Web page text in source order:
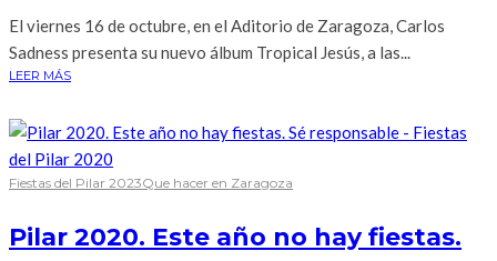
El viernes 16 de octubre, en el Aditorio de Zaragoza, Carlos
Sadness presenta su nuevo álbum Tropical Jesús, a las...
LEER MÁS
Fiestas del Pilar 2023Que hacer en Zaragoza
Pilar 2020. Este año no hay fiestas.